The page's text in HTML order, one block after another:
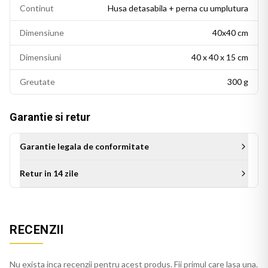
un dormitor cu accente colorate sau un birou personalizat.
gust estetic rafinat.
Continut Husa detasabila + perna cu umplutura
Dimensiune 40x40 cm
Dimensiuni 40 x 40 x 15 cm
Greutate 300 g
Garantie si retur
Garantie legala de conformitate
Retur in 14 zile
RECENZII
Nu exista inca recenzii pentru acest produs. Fii primul care lasa una.